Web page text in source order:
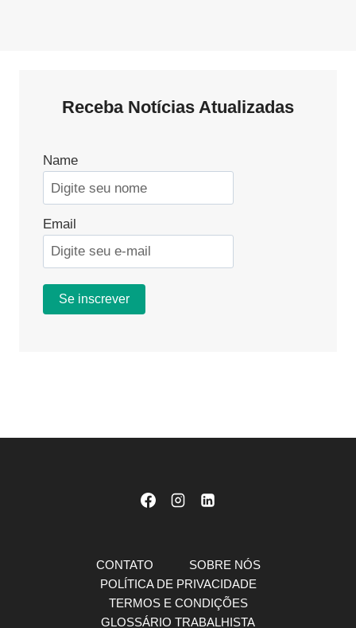
Receba Notícias Atualizadas
Name
Email
CONTATO
SOBRE NÓS
POLÍTICA DE PRIVACIDADE
TERMOS E CONDIÇÕES
GLOSSÁRIO TRABALHISTA